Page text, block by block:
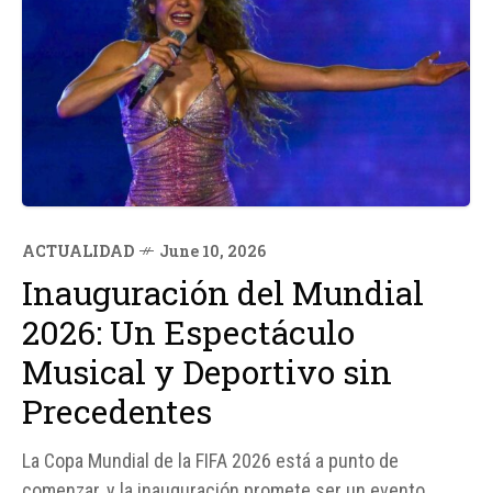
ACTUALIDAD June 10, 2026
Inauguración del Mundial
2026: Un Espectáculo
Musical y Deportivo sin
Precedentes
La Copa Mundial de la FIFA 2026 está a punto de